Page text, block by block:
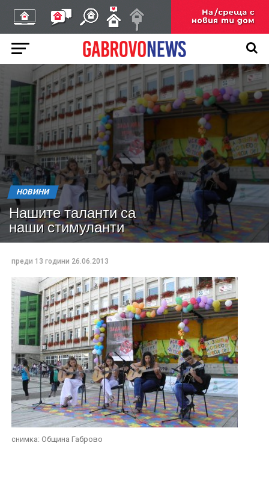
НОВИНИ
Нашите таланти са
наши стимуланти
преди 13 години 26.06.2013
снимка: Община Габрово